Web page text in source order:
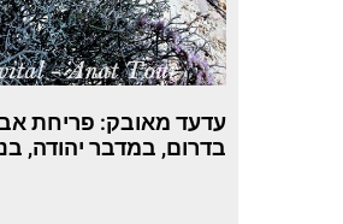
עדעד מאובק: פריחת
בדרום, במדבר יהודה,